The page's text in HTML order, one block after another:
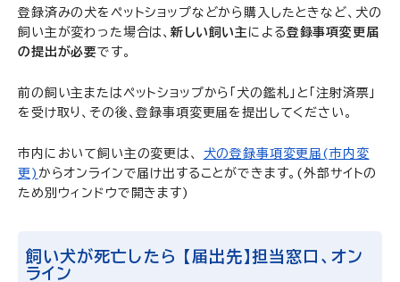
登録済みの犬をペットショップなどから購入したときなど、犬の
飼い主が変わった場合は、新しい飼い主 による登録事項変更届
の提出が必要です。
前の飼い主またはペットショップから「犬の鑑札」と「注射済票」
を受け取り、その後、登録事項変更届を提出してください。
市内において飼い主の変更は、 犬の登録事項変更届(市内変
更) からオンラインで届け出することができます。(外部サイトの
ため別ウィンドウで開きます)
飼い犬が死亡したら 【届出先】担当窓口、オン
ライン